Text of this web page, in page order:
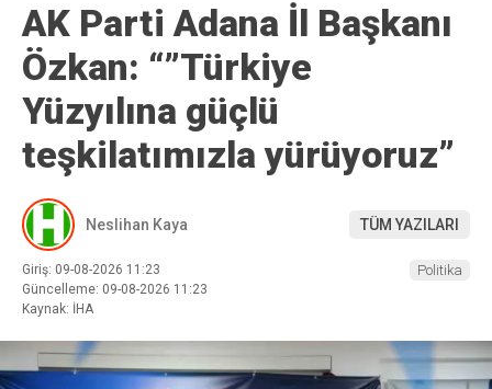
AK Parti Adana İl Başkanı
Özkan: “”Türkiye
Yüzyılına güçlü
teşkilatımızla yürüyoruz”
Neslihan Kaya TÜM YAZILARI
Giriş: 09-08-2026 11:23
Güncelleme: 09-08-2026 11:23
Kaynak: İHA
Politika